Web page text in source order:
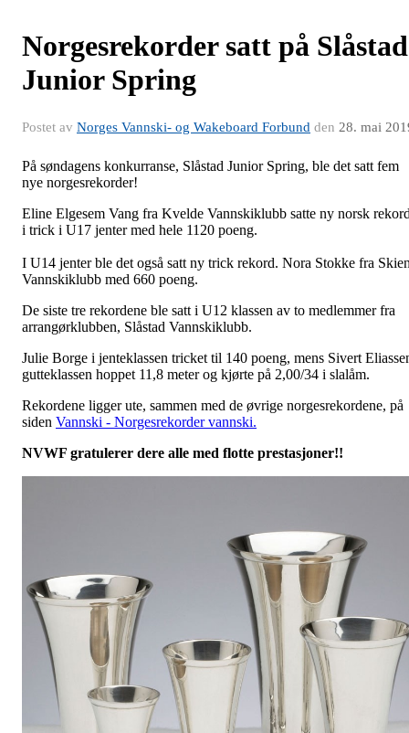
Norgesrekorder satt på Slåstad
Junior Spring
Postet av Norges Vannski- og Wakeboard Forbund den 28. mai
På søndagens konkurranse, Slåstad Junior Spring, ble det satt fem
nye norgesrekorder!
Eline Elgesem Vang fra Kvelde Vannskiklubb satte ny norsk
i trick i U17 jenter med hele 1120 poeng.
I U14 jenter ble det også satt ny trick rekord. Nora Stokke fra
Vannskiklubb med 660 poeng.
De siste tre rekordene ble satt i U12 klassen av to medlemmer fra
arrangørklubben, Slåstad Vannskiklubb.
Julie Borge i jenteklassen tricket til 140 poeng, mens Sivert
gutteklassen hoppet 11,8 meter og kjørte på 2,00/34 i slalåm.
Rekordene ligger ute, sammen med de øvrige norgesrekordene, på
siden Vannski - Norgesrekorder vannski.
NVWF gratulerer dere alle med flotte prestasjoner!!